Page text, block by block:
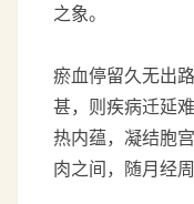
之象。
瘀血停留久无出
甚，则疾病迁延
热内蕴，凝结胞
肉之间，随月经